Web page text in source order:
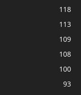
118
113
109
108
100
93